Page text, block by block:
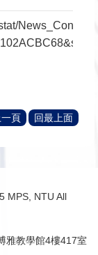
頁 回最上面
MPS, NTU All
雅教學館4樓417室